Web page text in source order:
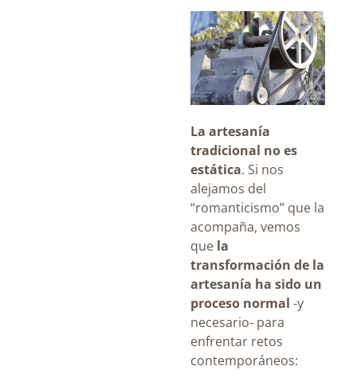
La artesanía
tradicional no es
estática. Si nos
alejamos del
“romanticismo” que la
acompaña, vemos
que la
transformación de la
artesanía ha sido un
proceso normal -y
necesario- para
enfrentar retos
contemporáneos: